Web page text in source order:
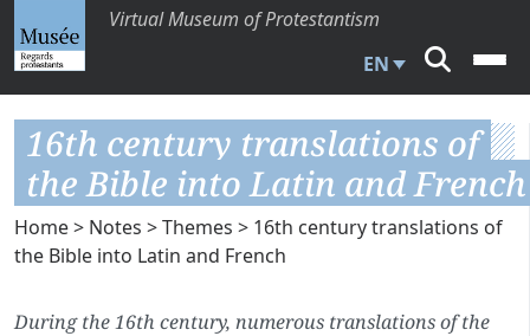
Virtual Museum of Protestantism
EN
16th century translations of
the Bible into Latin and French
Home> Notes >Themes > 16th century translations of
the Bible into Latin and French
During the 16th century, numerous translations of the